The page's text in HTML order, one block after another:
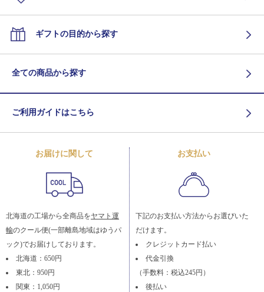
ギフトの目的から探す
全ての商品から探す
ご利用ガイドはこちら
お届けに関して
北海道の工場から全商品をヤマト運
輸のクール便(一部離島地域はゆうパ
ック)でお届けしております。
北海道：650円
東北：950円
関東：1,050円
お支払い
下記のお支払い方法からお選びいた
だけます。
クレジットカード払い
代金引換
（手数料：税込245円）
後払い